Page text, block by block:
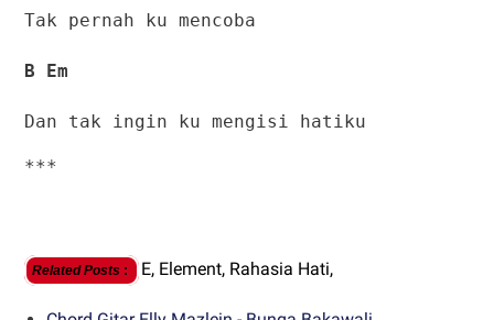
Tak pernah ku mencoba
B Em
Dan tak ingin ku mengisi hatiku
***
Related Posts : E, Element, Rahasia Hati,